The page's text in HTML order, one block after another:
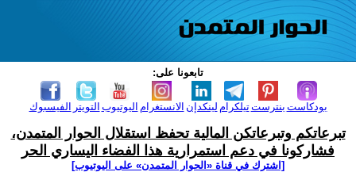
تابعونا على:
الفيسبوك التويتر اليوتيوب الانستغرام لينكدإن تيلكرامبنترست بودكاست
تبرعاتكم وتبرعاتكن المالية تحفظ استقلال الحوار المتمدن،
فشاركونا في دعم استمرارية هذا الفضاء اليساري الحر
[اشترك في قناة ‫«الحوار المتمدن» على اليوتيوب]